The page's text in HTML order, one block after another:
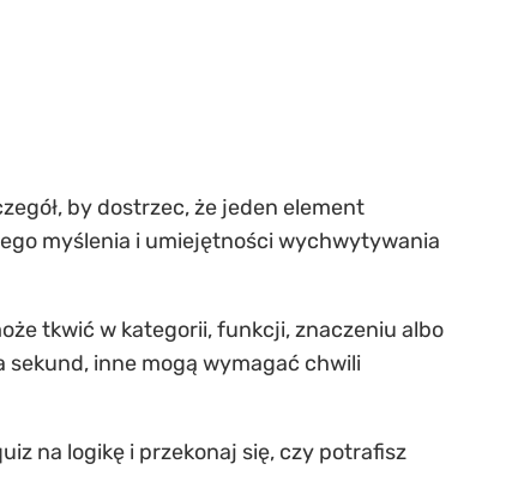
by dostrzec, że jeden element
myślenia i umiejętności wychwytywania
tkwić w kategorii, funkcji, znaczeniu albo
sekund, inne mogą wymagać chwili
na logikę i przekonaj się, czy potrafisz